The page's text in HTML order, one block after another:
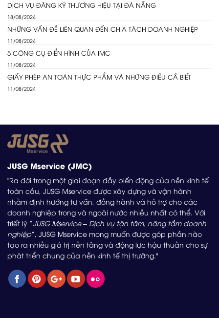
DỊCH VỤ ĐĂNG KÝ THƯƠNG HIỆU TẠI ĐÀ NẴNG
18/08/2024
NHỮNG VẤN ĐỀ LIÊN QUAN ĐẾN CHIA TÁCH DOANH NGHIỆP
11/08/2024
5 CÔNG CỤ ĐIỂN HÌNH CỦA IMC
11/08/2024
GIẤY PHÉP AN TOÀN THỰC PHẨM VÀ NHỮNG ĐIỀU CẦ BIẾT
11/08/2024
JUSG Mservice (JMC)
"Ra đời trong một giai đoạn đầy biến động của nền kinh tế
toàn cầu, JUSG Mservice được xây dựng và vận hành
nhằm định hướng tư vấn, đồng hành và hỗ trợ cho các
doanh nghiệp trong và ngoài nước nhiều nhất có thể. Với
triết lý “JUSG Mservice – Dịch vụ tận tâm, nâng tầm doanh
nghiệp”, JUSG Mservice mong muốn được góp phần nào
tạo ra nhiều giá trị nền tảng và động lực hậu thuẫn cho sự
phát triển chung của nền kinh tế thị trường."